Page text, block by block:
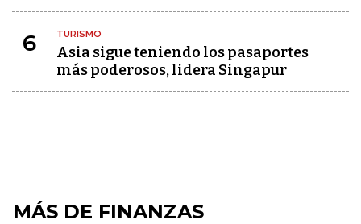
6 TURISMO
Asia sigue teniendo los pasaportes
más poderosos, lidera Singapur
MÁS DE FINANZAS